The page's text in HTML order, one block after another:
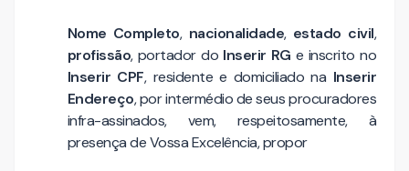
Nome Completo, nacionalidade, estado civil,
profissão, portador do Inserir RG e inscrito no
Inserir CPF, residente e domiciliado na Inserir
Endereço, por intermédio de seus procuradores
infra-assinados, vem, respeitosamente, à
presença de Vossa Excelência, propor